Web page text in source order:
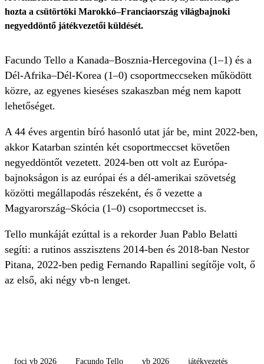
hozta a csütörtöki Marokkó–Franciaország világbajnoki
negyeddöntő játékvezetői küldését.
Facundo Tello a Kanada–Bosznia-Hercegovina (1–1) és a
Dél-Afrika–Dél-Korea (1–0) csoportmeccseken működött
közre, az egyenes kieséses szakaszban még nem kapott
lehetőséget.
A 44 éves argentin bíró hasonló utat jár be, mint 2022-ben,
akkor Katarban szintén két csoportmeccset követően
negyeddöntőt vezetett. 2024-ben ott volt az Európa-
bajnokságon is az európai és a dél-amerikai szövetség
közötti megállapodás részeként, és ő vezette a
Magyarország–Skócia (1–0) csoportmeccset is.
Tello munkáját ezúttal is a rekorder Juan Pablo Belatti
segíti: a rutinos asszisztens 2014-ben és 2018-ban Nestor
Pitana, 2022-ben pedig Fernando Rapallini segítője volt, ő
az első, aki négy vb-n lenget.
foci vb 2026 Facundo Tello vb 2026 játékvezetés